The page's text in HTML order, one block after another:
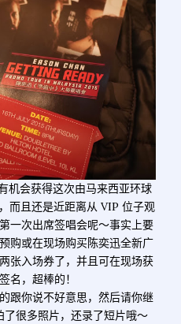
机会获得这次由马来西亚环球
而且还是近距离从 VIP 位子观
一次出席签唱会呢～事实上要
购或在现场购买陈奕迅全新广
张入场券了，并且可在现场获
名，超棒的！
跟你说不好意思，然后请你继
很多照片，还录了短片哦～